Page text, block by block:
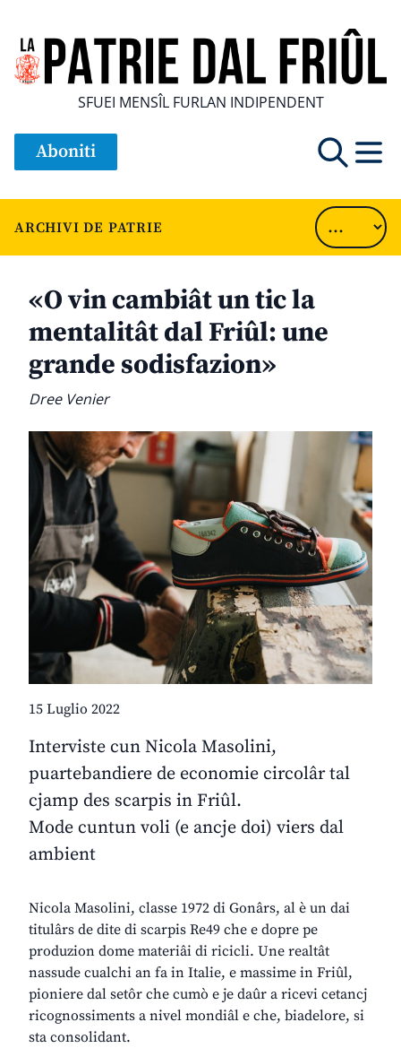
SFUEI MENSÎL FURLAN INDIPENDENT
Aboniti
ARCHIVI DE PATRIE
«O vin cambiât un tic la
mentalitât dal Friûl: une
grande sodisfazion»
Dree Venier
15 Luglio 2022
Interviste cun Nicola Masolini,
puartebandiere de economie circolâr tal
cjamp des scarpis in Friûl.
Mode cuntun voli (e ancje doi) viers dal
ambient
Nicola Masolini, classe 1972 di Gonârs, al è un dai
titulârs de dite di scarpis Re49 che e dopre pe
produzion dome materiâi di ricicli. Une realtât
nassude cualchi an fa in Italie, e massime in Friûl,
pioniere dal setôr che cumò e je daûr a ricevi cetancj
ricognossiments a nivel mondiâl e che, biadelore, si
sta consolidant.